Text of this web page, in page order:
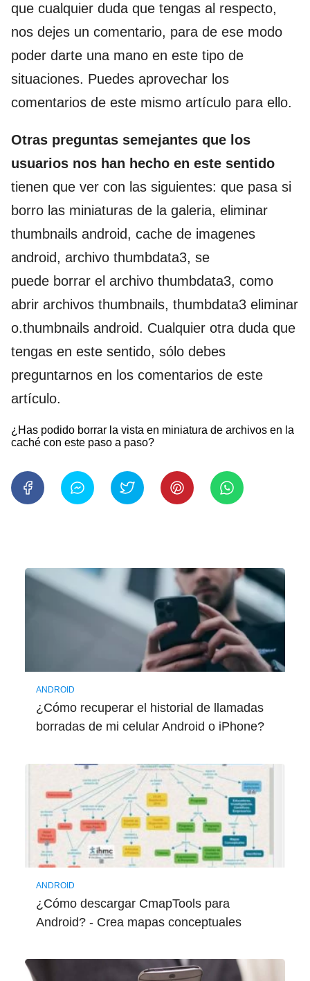
que cualquier duda que tengas al respecto,
nos dejes un comentario, para de ese modo
poder darte una mano en este tipo de
situaciones. Puedes aprovechar los
comentarios de este mismo artículo para ello.
Otras preguntas semejantes que los
usuarios nos han hecho en este sentido
tienen que ver con las siguientes: que pasa si
borro las miniaturas de la galeria, eliminar
thumbnails android, cache de imagenes
android, archivo thumbdata3, se
puede borrar el archivo thumbdata3, como
abrir archivos thumbnails, thumbdata3 eliminar
o.thumbnails android. Cualquier otra duda que
tengas en este sentido, sólo debes
preguntarnos en los comentarios de este
artículo.
¿Has podido borrar la vista en miniatura de archivos en la
caché con este paso a paso?
ANDROID
¿Cómo recuperar el historial de llamadas
borradas de mi celular Android o iPhone?
ANDROID
¿Cómo descargar CmapTools para
Android? - Crea mapas conceptuales